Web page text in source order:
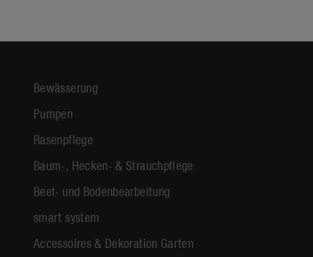
Bewässerung
Pumpen
Rasenpflege
Baum-, Hecken- & Strauchpflege
Beet- und Bodenbearbeitung
smart system
Accessoires & Dekoration Garten